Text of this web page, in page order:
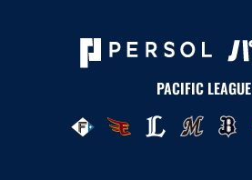
PACIFIC LEAGUE